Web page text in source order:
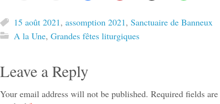
15 août 2021, assomption 2021, Sanctuaire de Banneux
A la Une, Grandes fêtes liturgiques
Leave a Reply
Your email address will not be published. Required fields are